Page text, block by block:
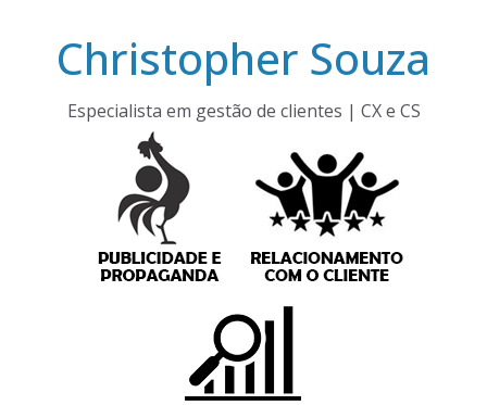
conteúdo
Christopher Souza
Especialista em gestão de clientes | CX e CS